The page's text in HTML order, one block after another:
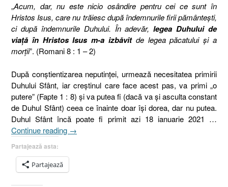
„Acum, dar, nu este nicio osândire pentru cei ce sunt în
Hristos Isus, care nu trăiesc după îndemnurile firii pământeşti,
ci după îndemnurile Duhului. În adevăr,legea Duhului de
viaţă în Hristos Isus m-a izbăvitde legea păcatului şi a
morţii”. (Romani 8 : 1 – 2)
După conştientizarea neputinţei, urmează necesitatea primirii
Duhului Sfânt, iar creştinul care face acest pas, va primi „o
putere” (Fapte 1 : 8) şi va putea fi (dacă va şi asculta constant
de Duhul Sfânt) ceea ce înainte doar îşi dorea, dar nu putea.
Duhul Sfânt încă poate fi primit azi 18 ianuarie 2021 …
Continue reading „Omul
el
→
Partajează asta:
Partajează